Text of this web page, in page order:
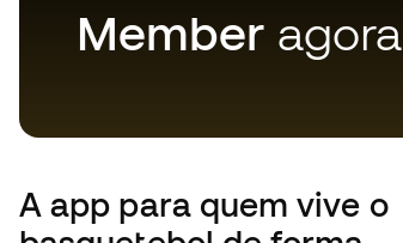
Member agora
A app para quem vive o